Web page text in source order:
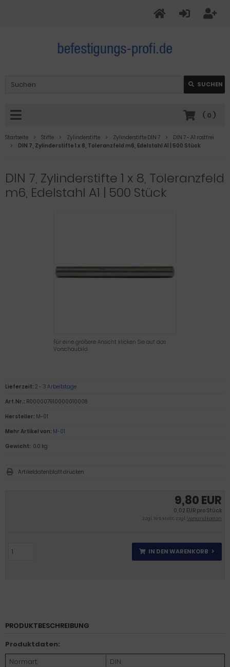
SUCHEN
( 0 )
Startseite Stifte Zylinderstifte Zylinderstifte DIN 7
DIN 7 - A1 rostfrei
DIN 7, Zylinderstifte 1 x 8, Toleranzfeld m6, Edelstahl A1 | 500 Stück
DIN 7, Zylinderstifte 1 x 8, Toleranzfeld
m6, Edelstahl A1 | 500 Stück
Für eine größere Ansicht klicken Sie auf das
Vorschaubild
9,80 EUR
0,02 EUR pro Stück
zzgl. 19 % MwSt. zzgl.Versandkosten
IN DEN WARENKORB
Lieferzeit: 2 - 3 Arbeitstage
Art.Nr.: R000007910000010008
Hersteller: M-01
Mehr Artikel von: M-01
Gewicht: 0.0 kg
Artikeldatenblatt drucken
PRODUKTBESCHREIBUNG
Produktdaten:
Normart:
DIN